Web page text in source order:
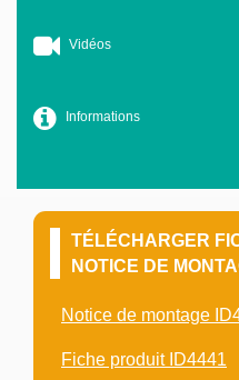
Vidéos
Informations
TÉLÉCHARGER
NOTICE DE
Notice de montage
Fiche produit ID4441